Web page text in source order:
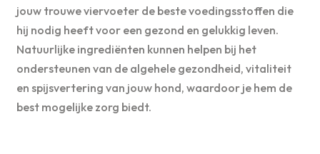
jouw trouwe viervoeter de beste voedingsstoffen die
hij nodig heeft voor een gezond en gelukkig leven.
Natuurlijke ingrediënten kunnen helpen bij het
ondersteunen van de algehele gezondheid, vitaliteit
en spijsvertering van jouw hond, waardoor je hem de
best mogelijke zorg biedt.